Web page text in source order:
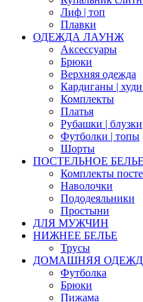
Лиф | топ
Плавки
ОДЕЖДА ЛАУНЖ
Аксессуары
Брюки
Верхняя одежда
Кардиганы |
Комплекты
Платья
Рубашки | блузки
Футболки | топы
Шорты
ПОСТЕЛЬНОЕ БЕЛЬЕ
Комплекты
Наволочки
Пододеяльники
Простыни
ДЛЯ МУЖЧИН
НИЖНЕЕ БЕЛЬЕ
Трусы
ДОМАШНЯЯ
Футболка
Брюки
Пижама